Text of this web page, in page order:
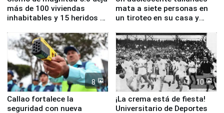
más de 100 viviendas
inhabitables y 15 heridos en
mata a siete personas en
un tiroteo en su casa y
8
Callao fortalece la
seguridad con nueva
10
¡La crema está de fiesta!
Universitario de Deportes